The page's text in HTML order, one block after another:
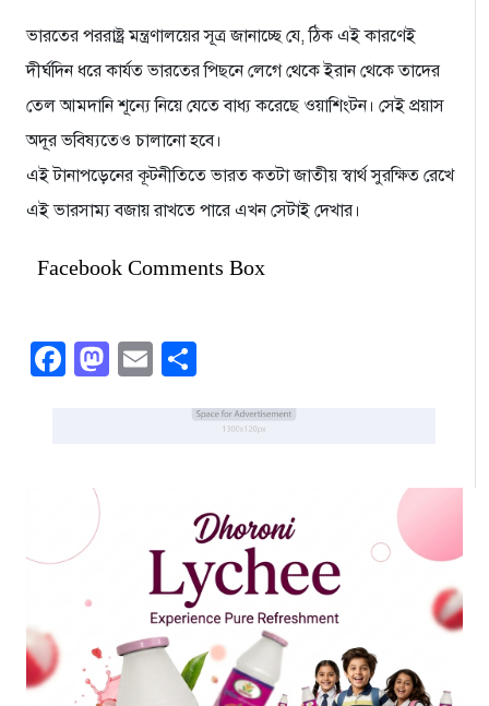
ভারতের পররাষ্ট্র মন্ত্রণালয়ের সূত্র জানাচ্ছে যে, ঠিক এই কারণেই
দীর্ঘদিন ধরে কার্যত ভারতের পিছনে লেগে থেকে ইরান থেকে তাদের
তেল আমদানি শূন্যে নিয়ে যেতে বাধ্য করেছে ওয়াশিংটন। সেই প্রয়াস
অদূর ভবিষ্যতেও চালানো হবে।
এই টানাপড়েনের কূটনীতিতে ভারত কতটা জাতীয় স্বার্থ সুরক্ষিত রেখে
এই ভারসাম্য বজায় রাখতে পারে এখন সেটাই দেখার।
Facebook Comments Box
Facebook
Mastodon
Email